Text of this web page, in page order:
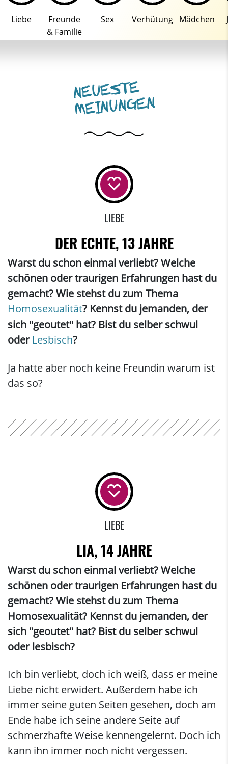
Liebe
Freunde
& Familie
Sex Verhütung Mädchen
NEUESTE
MEINUNGEN
LIEBE
DER ECHTE, 13 JAHRE
Warst du schon einmal verliebt? Welche
schönen oder traurigen Erfahrungen hast du
gemacht? Wie stehst du zum Thema
Homosexualität? Kennst du jemanden, der
sich "geoutet" hat? Bist du selber schwul
oder Lesbisch?
Ja hatte aber noch keine Freundin warum ist
das so?
LIA, 14 JAHRE
Warst du schon einmal verliebt? Welche
schönen oder traurigen Erfahrungen hast du
gemacht? Wie stehst du zum Thema
Homosexualität? Kennst du jemanden, der
sich "geoutet" hat? Bist du selber schwul
oder lesbisch?
Ich bin verliebt, doch ich weiß, dass er meine
Liebe nicht erwidert. Außerdem habe ich
immer seine guten Seiten gesehen, doch am
Ende habe ich seine andere Seite auf
schmerzhafte Weise kennengelernt. Doch ich
kann ihn immer noch nicht vergessen.
LIEBE